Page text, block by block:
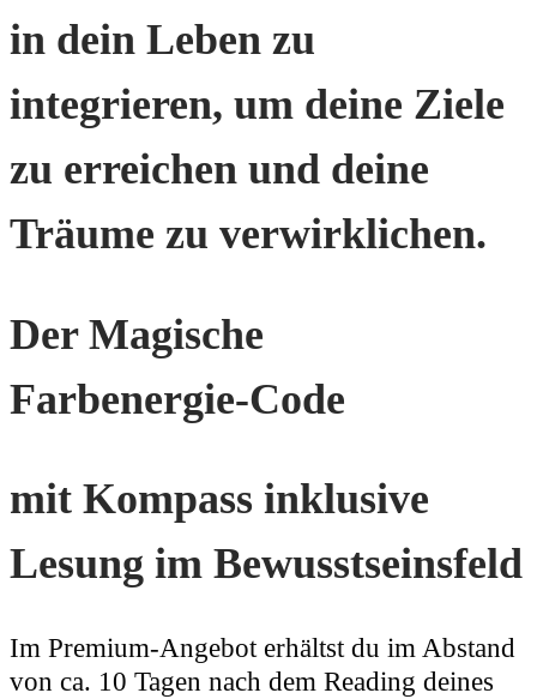
in dein Leben zu
integrieren, um deine Ziele
zu erreichen und deine
Träume zu verwirklichen.
Der Magische
Farbenergie-Code
mit Kompass inklusive
Lesung im Bewusstseinsfeld
Im Premium-Angebot erhältst du im Abstand
von ca. 10 Tagen nach dem Reading deines